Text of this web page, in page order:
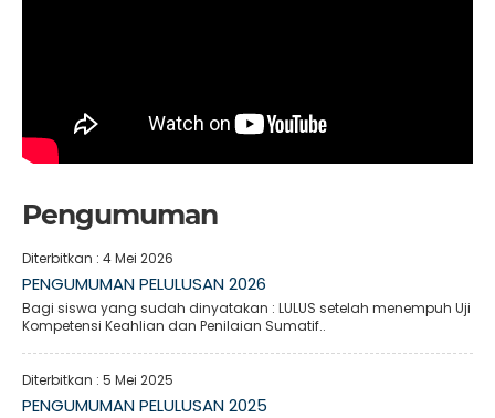
Pengumuman
Diterbitkan : 4 Mei 2026
PENGUMUMAN PELULUSAN 2026
Bagi siswa yang sudah dinyatakan : LULUS setelah menempuh Uji
Kompetensi Keahlian dan Penilaian Sumatif..
Diterbitkan : 5 Mei 2025
PENGUMUMAN PELULUSAN 2025